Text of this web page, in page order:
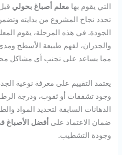
التي يقوم بهامعلم أصباغ بحولي
تحدد نجاح المشروع من بدايته
الجودة. في هذه المرحلة، يقوم
والجدران، لفهم طبيعة الأسطح ومدى
مما يساعد على تجنب أي مشاكل
يعتمد التقييم على معرفة نوعية
وجود تشققات أو ثقوب، ودرجة
الدهانات السابقة لتحديد المواد
ضمان الاعتماد على أفضل الأصباغ في
وجودة التشطيب.